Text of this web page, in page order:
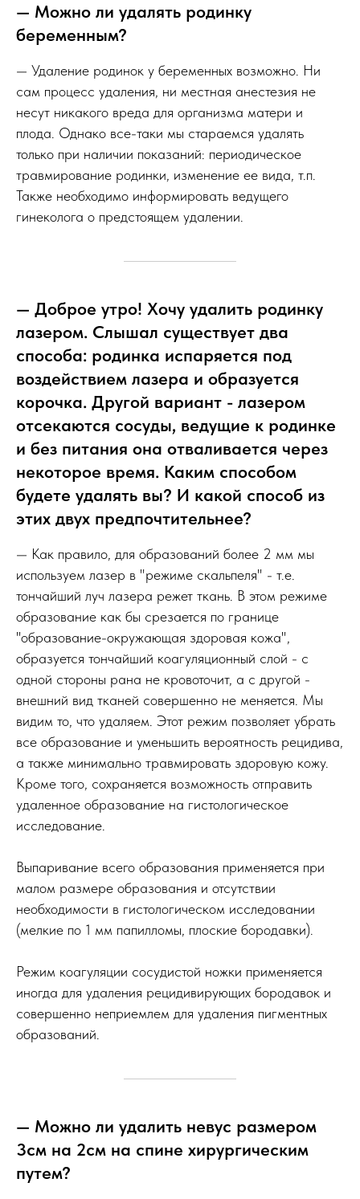
— Можно ли удалять родинку
беременным?
— Удаление родинок у беременных возможно. Ни
сам процесс удаления, ни местная анестезия не
несут никакого вреда для организма матери и
плода. Однако все-таки мы стараемся удалять
только при наличии показаний: периодическое
травмирование родинки, изменение ее вида, т.п.
Также необходимо информировать ведущего
гинеколога о предстоящем удалении.
— Доброе утро! Хочу удалить родинку
лазером. Слышал существует два
способа: родинка испаряется под
воздействием лазера и образуется
корочка. Другой вариант - лазером
отсекаются сосуды, ведущие к родинке
и без питания она отваливается через
некоторое время. Каким способом
будете удалять вы? И какой способ из
этих двух предпочтительнее?
— Как правило, для образований более 2 мм мы
используем лазер в "режиме скальпеля" - т.е.
тончайший луч лазера режет ткань. В этом режиме
образование как бы срезается по границе
"образование-окружающая здоровая кожа",
образуется тончайший коагуляционный слой - с
одной стороны рана не кровоточит, а с другой -
внешний вид тканей совершенно не меняется. Мы
видим то, что удаляем. Этот режим позволяет убрать
все образование и уменьшить вероятность рецидива,
а также минимально травмировать здоровую кожу.
Кроме того, сохраняется возможность отправить
удаленное образование на гистологическое
исследование.
Выпаривание всего образования применяется при
малом размере образования и отсутствии
необходимости в гистологическом исследовании
(мелкие по 1 мм папилломы, плоские бородавки).
Режим коагуляции сосудистой ножки применяется
иногда для удаления рецидивирующих бородавок и
совершенно неприемлем для удаления пигментных
образований.
— Можно ли удалить невус размером
3см на 2см на спине хирургическим
путем?